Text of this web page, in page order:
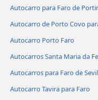
Autocarro para Faro de
Autocarro de Porto Covo
Autocarro Porto Faro
Autocarros Santa Maria da
Autocarros para Faro de
Autocarro Tavira para Faro